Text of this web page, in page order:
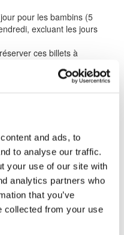
and ads, to
to analyse our traffic.
your use of our site with
analytics partners who
that you’ve
collected from your use
pour les bambins (5
excluant les jours
ces billets à
même (votre présence
abonnement de
ou Semaine, pour
Adulte, Inter,
Mont-Orford, saison
alpine Illimité est gratuit
un abonnement illimité
pour l'abonnement
avoir 17 ans et moins)
27.